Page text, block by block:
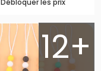
12+